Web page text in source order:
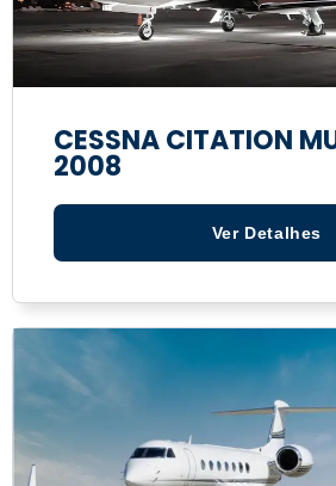
CESSNA CITATION
2008
Ver Detalhes